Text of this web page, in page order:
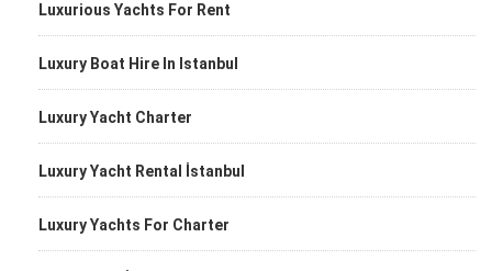
Luxurious Yachts For Rent
Luxury Boat Hire In Istanbul
Luxury Yacht Charter
Luxury Yacht Rental İstanbul
Luxury Yachts For Charter